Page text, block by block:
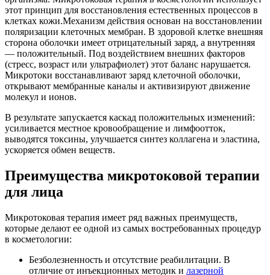
этот принцип для восстановления естественных процессов в
клетках кожи.Механизм действия основан на восстановлении
поляризации клеточных мембран. В здоровой клетке внешняя
сторона оболочки имеет отрицательный заряд, а внутренняя
— положительный. Под воздействием внешних факторов
(стресс, возраст или ультрафиолет) этот баланс нарушается.
Микротоки восстанавливают заряд клеточной оболочки,
открывают мембранные каналы и активизируют движение
молекул и ионов.
В результате запускается каскад положительных изменений:
усиливается местное кровообращение и лимфоотток,
выводятся токсины, улучшается синтез коллагена и эластина,
ускоряется обмен веществ.
Преимущества микротоковой терапии
для лица
Микротоковая терапия имеет ряд важных преимуществ,
которые делают ее одной из самых востребованных процедур
в косметологии:
Безболезненность и отсутствие реабилитации. В
отличие от инъекционных методик и лазерной